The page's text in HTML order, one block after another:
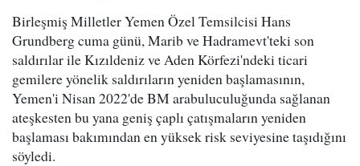
Birleşmiş Milletler Yemen Özel Temsilcisi Hans
Grundberg cuma günü, Marib ve Hadramevt'teki son
saldırılar ile Kızıldeniz ve Aden Körfezi'ndeki ticari
gemilere yönelik saldırıların yeniden başlamasının,
Yemen'i Nisan 2022'de BM arabuluculuğunda sağlanan
ateşkesten bu yana geniş çaplı çatışmaların yeniden
başlaması bakımından en yüksek risk seviyesine taşıdığını
söyledi.